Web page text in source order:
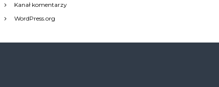
Kanał komentarzy
WordPress.org